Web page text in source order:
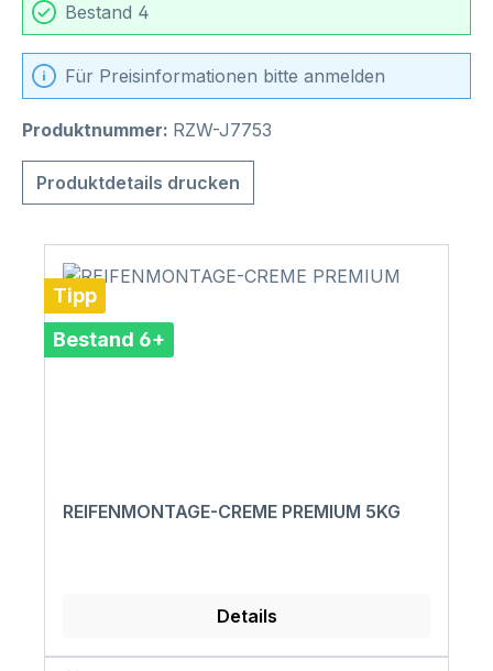
Bestand 4
Für Preisinformationen bitte anmelden
Produktnummer: RZW-J7753
Produktdetails drucken
Tipp
Bestand 6+
REIFENMONTAGE-CREME PREMIUM 5KG
Details